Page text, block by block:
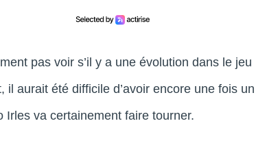
pas voir s’il y a une évolution dans le jeu
aurait été difficile d’avoir encore une fois un
va certainement faire tourner.